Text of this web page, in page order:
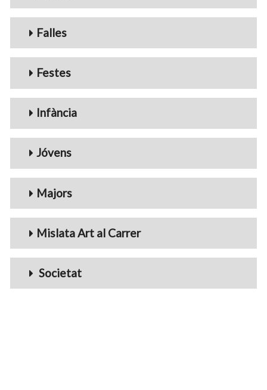
Falles
Festes
Infància
Jóvens
Majors
Mislata Art al Carrer
Societat